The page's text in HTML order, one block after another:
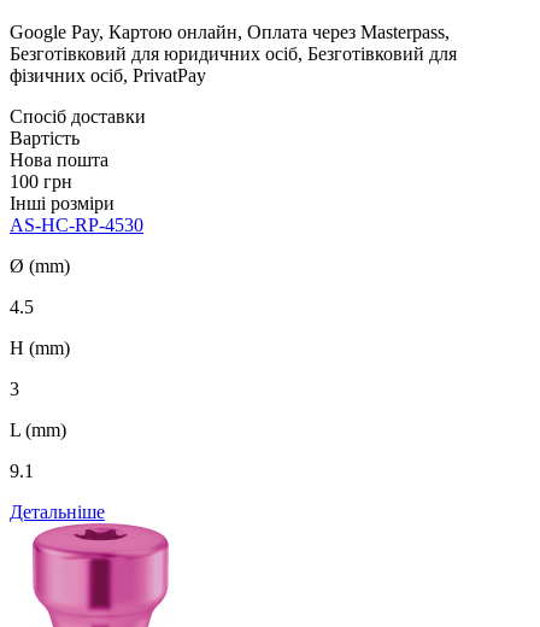
Google Pay, Картою онлайн, Оплата через Masterpass,
Безготівковий для юридичних осіб, Безготівковий для
фізичних осіб, PrivatPay
Спосіб доставки
Вартість
Нова пошта
100 грн
Інші розміри
AS-HC-RP-4530
Ø (mm)
4.5
H (mm)
3
L (mm)
9.1
Детальніше